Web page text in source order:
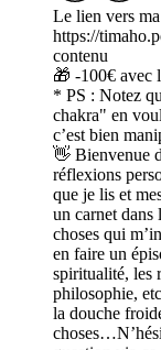
Le lien vers
https://
contenu
🎁 -100€
* PS : Notez
chakra" en
c’est bien
👋 Bienvenue
réflexions
que je lis et
un carnet dans
choses qui
en faire un
spiritualité, les
philosophie,
la douche